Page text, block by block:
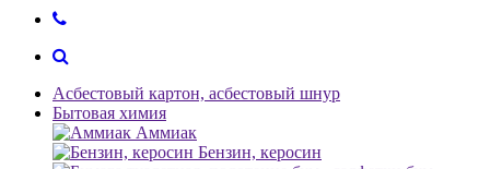
Асбестовый картон, асбестовый шнур
Бытовая химия
Аммиак
Бензин, керосин